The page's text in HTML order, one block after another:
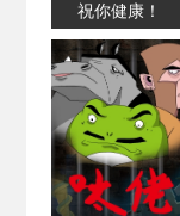
祝你健康！